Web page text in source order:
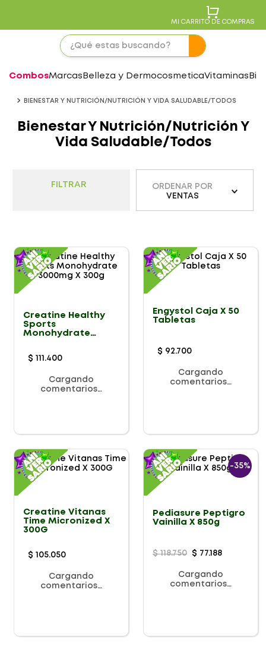
MI CARRITO DE COMPRAS
CombosMarcas Belleza y DermocosmeticaVitaminas
BIENESTAR Y NUTRICIÓN/NUTRICIÓN Y VIDA SALUDABLE/TODOS
Bienestar Y Nutrición/Nutrición Y
Vida Saludable/todos
FILTRAR
ORDENAR POR
VENTAS
Creatine Healthy
Sports
Monohydrate
$ .400
Cargando
comentarios…
Engystol Caja X 50
Tabletas
$ 92.700
Cargando
comentarios…
Creatine Vitanas
Time Micronized X
300G
$ 105.050
Cargando
comentarios…
-35%
Pediasure Peptigro
Vainilla X 850g
$ 118.750 $ 77.188
Cargando
comentarios…